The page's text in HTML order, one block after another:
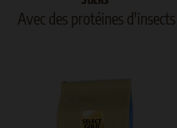
Avec des protéines d'insects